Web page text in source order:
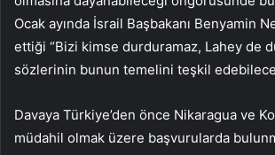
Ocak ayında İsrail Başbakanı Benyamin
ettiği “Bizi kimse durduramaz, Lahey de
sözlerinin bunun temelini teşkil
Davaya Türkiye’den önce Nikaragua ve
müdahil olmak üzere başvurularda